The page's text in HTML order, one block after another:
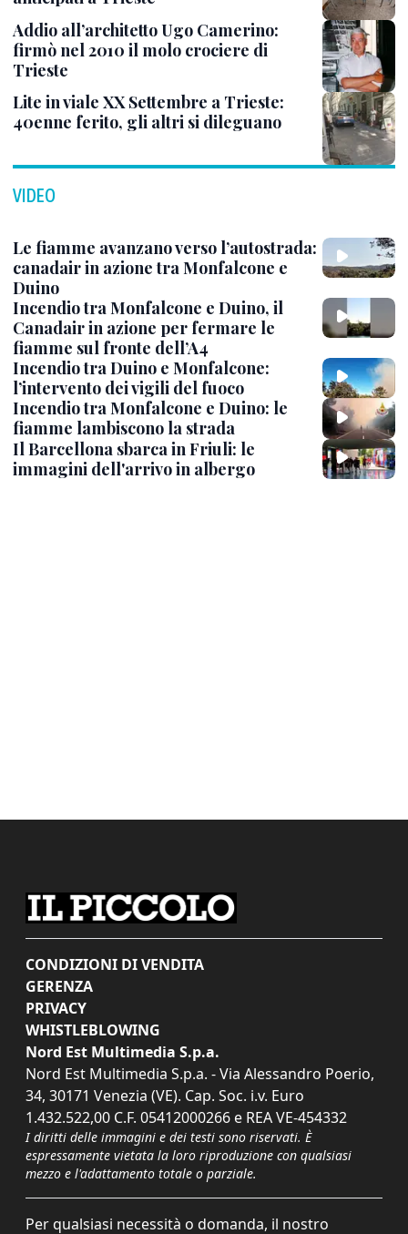
Addio all’architetto Ugo Camerino:
firmò nel 2010 il molo crociere di
Trieste
Lite in viale XX Settembre a Trieste:
40enne ferito, gli altri si dileguano
VIDEO
Le fiamme avanzano verso l’autostrada:
canadair in azione tra Monfalcone e
Duino
Incendio tra Monfalcone e Duino, il
Canadair in azione per fermare le
fiamme sul fronte dell’A4
Incendio tra Duino e Monfalcone:
l’intervento dei vigili del fuoco
Incendio tra Monfalcone e Duino: le
fiamme lambiscono la strada
Il Barcellona sbarca in Friuli: le
immagini dell'arrivo in albergo
CONDIZIONI DI VENDITA
GERENZA
PRIVACY
WHISTLEBLOWING
Nord Est Multimedia S.p.a.
Nord Est Multimedia S.p.a. - Via Alessandro Poerio,
34, 30171 Venezia (VE). Cap. Soc. i.v. Euro
1.432.522,00 C.F. 05412000266 e REA VE-454332
I diritti delle immagini e dei testi sono riservati. È
espressamente vietata la loro riproduzione con qualsiasi
mezzo e l'adattamento totale o parziale.
Per qualsiasi necessità o domanda, il nostro